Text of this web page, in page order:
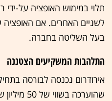
תלוי במימוש האופציה על-
לשניים האחרים. אם האופציה
בעל השליטה בחברה.
התלהבות המשקיעים הצטננה
שהוערכה